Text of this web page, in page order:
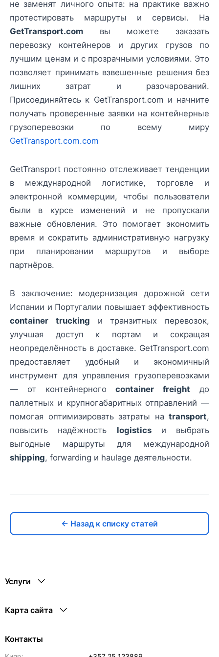
не заменят личного опыта: на практике важно
протестировать маршруты и сервисы. На
GetTransport.com вы можете заказать
перевозку контейнеров и других грузов по
лучшим ценам и с прозрачными условиями. Это
позволяет принимать взвешенные решения без
лишних затрат и разочарований.
Присоединяйтесь к GetTransport.com и начните
получать проверенные заявки на контейнерные
грузоперевозки по всему миру
GetTransport.com.com
GetTransport постоянно отслеживает тенденции
в международной логистике, торговле и
электронной коммерции, чтобы пользователи
были в курсе изменений и не пропускали
важные обновления. Это помогает экономить
время и сократить административную нагрузку
при планировании маршрутов и выборе
партнёров.
В заключение: модернизация дорожной сети
Испании и Португалии повышает эффективность
container trucking и транзитных перевозок,
улучшая доступ к портам и сокращая
неопределённость в доставке. GetTransport.com
предоставляет удобный и экономичный
инструмент для управления грузоперевозками
— от контейнерногоcontainer freight до
паллетных и крупногабаритных отправлений —
помогая оптимизировать затраты на transport,
повысить надёжность logisticsи выбрать
выгодные маршруты для международной
shipping, forwarding и haulage деятельности.
← Назад к списку статей
Услуги
Карта сайта
Контакты